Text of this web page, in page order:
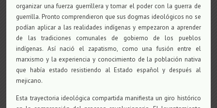
organizar una fuerza guerrillera y tomar el poder con la guerra de
guerrilla. Pronto comprendieron que sus dogmas ideológicos no se
podían aplicar a las realidades indígenas y empezaron a aprender
de las tradiciones comunales de gobierno de los pueblos
indígenas. Así nació el zapatismo, como una fusión entre el
marxismo y la experiencia y conocimiento de la población nativa
que había estado resistiendo al Estado español y después al
mejicano.
Esta trayectoria ideológica compartida manifiesta un giro histórico